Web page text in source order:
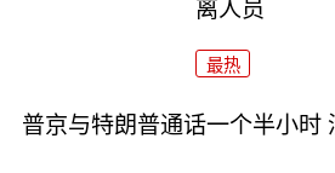
离人员
最热
普京与特朗普通话一个半小时